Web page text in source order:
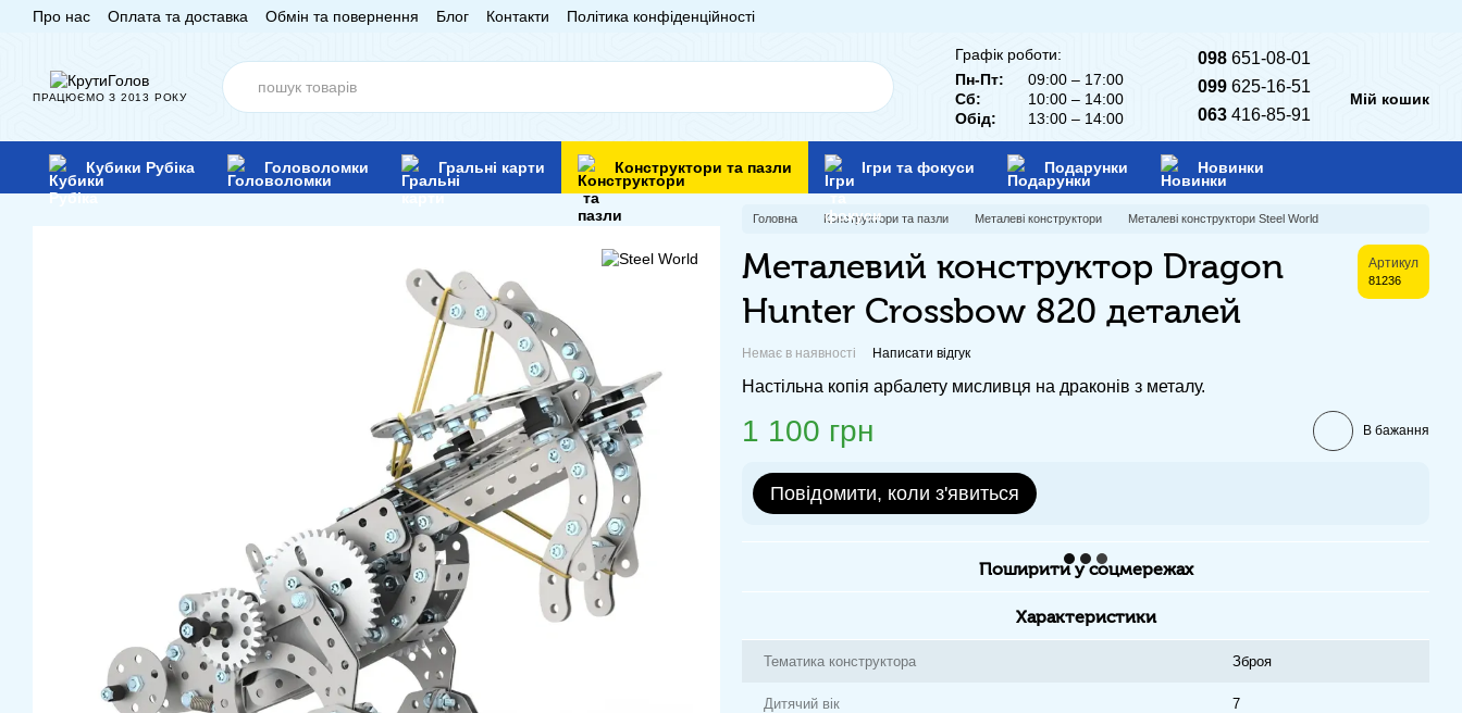
Перейти до основного контенту
Про нас Оплата та доставка Обмін та повернення Блог Контакти Політика конфіденційності
ПРАЦЮЄМО З 2013 РОКУ
Графік роботи:
Пн-Пт:
09:00 – 17:00
Сб:
10:00 – 14:00
Обід:
13:00 – 14:00
098651-08-01
099625-16-51
063416-85-91
Мій кошик
Кубики Рубіка Головоломки Гральні карти Конструктори та пазли Ігри та фокуси Подарунки Новинки
Головна Конструктори та пазли Металеві конструктори Металеві конструктори Steel World
Металевий конструктор Dragon
Hunter Crossbow 820 деталей
Артикул
81236
Немає в наявності Написати відгук
Настільна копія арбалету мисливця на драконів з металу.
1 100 грн В бажання
Повідомити, коли з'явиться
Поширити у соцмережах
Характеристики
Тематика конструктора Зброя
Дитячий вік 7